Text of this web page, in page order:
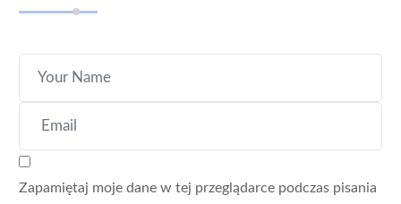
Zapamiętaj moje dane w tej przeglądarce podczas pisania